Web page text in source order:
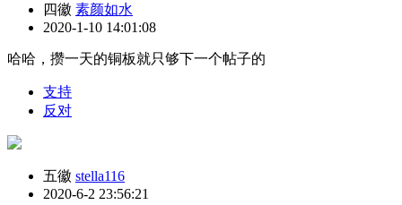
四徽 素颜如水
2020-1-10 14:01:08
哈哈，攒一天的铜板就只够下一个帖子的
支持
反对
五徽 stella116
2020-6-2 23:56:21